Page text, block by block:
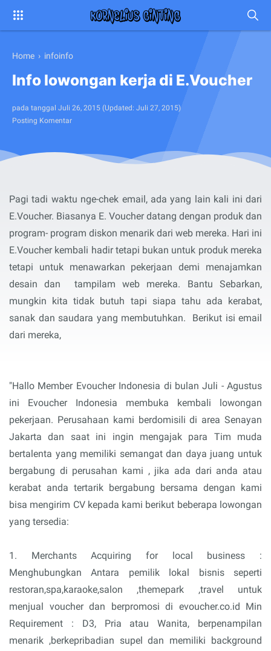
Home › infoinfo
Info lowongan kerja di E.Voucher
pada tanggal Juli 26, 2015 (Updated: Juli 27, 2015)
Posting Komentar
Pagi tadi waktu nge-chek email, ada yang lain kali ini dari
E.Voucher. Biasanya E. Voucher datang dengan produk dan
program- program diskon menarik dari web mereka. Hari ini
E.Voucher kembali hadir tetapi bukan untuk produk mereka
tetapi untuk menawarkan pekerjaan demi menajamkan
desain dan tampilam web mereka. Bantu Sebarkan,
mungkin kita tidak butuh tapi siapa tahu ada kerabat,
sanak dan saudara yang membutuhkan. Berikut isi email
dari mereka,
"Hallo Member Evoucher Indonesia di bulan Juli - Agustus
ini Evoucher Indonesia membuka kembali lowongan
pekerjaan. Perusahaan kami berdomisili di area Senayan
Jakarta dan saat ini ingin mengajak para Tim muda
bertalenta yang memiliki semangat dan daya juang untuk
bergabung di perusahan kami , jika ada dari anda atau
kerabat anda tertarik bergabung bersama dengan kami
bisa mengirim CV kepada kami berikut beberapa lowongan
yang tersedia:
1. Merchants Acquiring for local business :
Menghubungkan Antara pemilik lokal bisnis seperti
restoran,spa,karaoke,salon ,themepark ,travel untuk
menjual voucher dan berpromosi di evoucher.co.id Min
Requirement : D3, Pria atau Wanita, berpenampilan
menarik ,berkepribadian supel dan memiliki background